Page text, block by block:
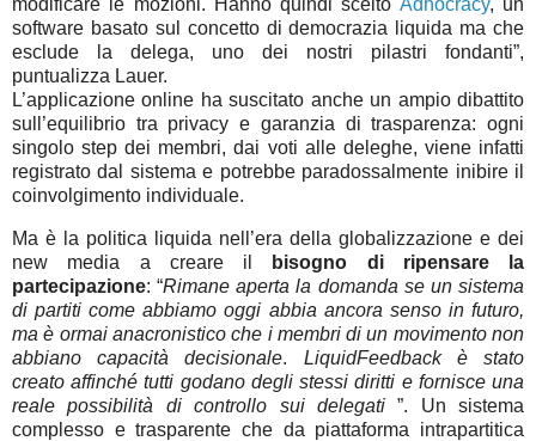
modificare le mozioni. Hanno quindi scelto Adhocracy, un
software basato sul concetto di democrazia liquida ma che
esclude la delega, uno dei nostri pilastri fondanti”,
puntualizza Lauer.
L’applicazione online ha suscitato anche un ampio dibattito
sull’equilibrio tra privacy e garanzia di trasparenza: ogni
singolo step dei membri, dai voti alle deleghe, viene infatti
registrato dal sistema e potrebbe paradossalmente inibire il
coinvolgimento individuale.
Ma è la politica liquida nell’era della globalizzazione e dei
new media a creare il
bisogno di ripensare la
partecipazione: “Rimane aperta la domanda se un sistema
di partiti come abbiamo oggi abbia ancora senso in futuro,
ma è ormai anacronistico che i membri di un movimento non
abbiano capacità decisionale. LiquidFeedback è stato
creato affinché tutti godano degli stessi diritti e fornisce una
reale possibilità di controllo sui delegati”. Un sistema
complesso e trasparente che da piattaforma intrapartitica